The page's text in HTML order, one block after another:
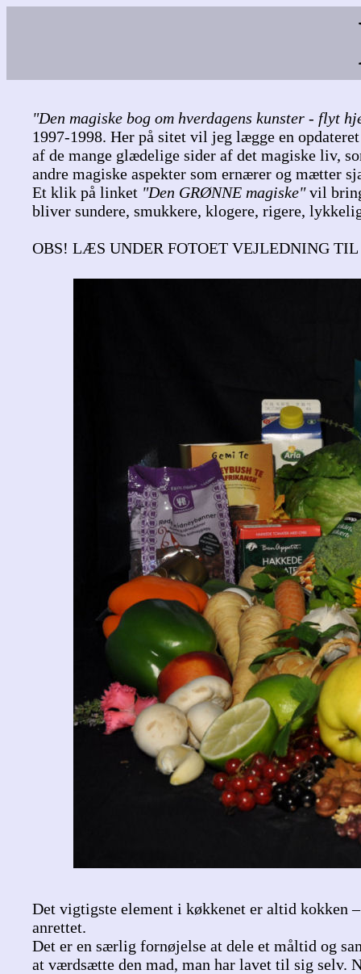
"Den magiske bog om hverdagens kunster - flyt
1997-1998. Her på sitet vil jeg lægge en
af de mange glædelige sider af det magiske liv,
andre magiske aspekter som ernærer og mætter
Et klik på linket "Den GRØNNE magiske"vil
bliver sundere, smukkere, klogere, rigere,
OBS! LÆS UNDER FOTOET VEJLEDNING TIL
Det vigtigste element i køkkenet er altid kokken
anrettet.
Det er en særlig fornøjelse at dele et måltid og
at værdsætte den mad, man har lavet til sig selv.